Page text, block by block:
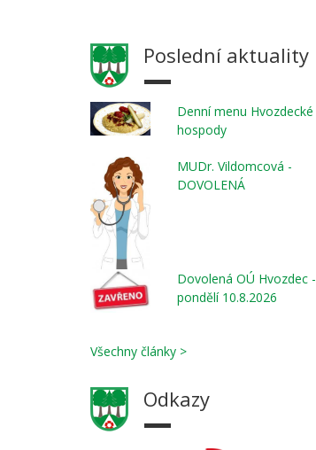
Poslední aktuality
Denní menu Hvozdecké
hospody
MUDr. Vildomcová -
DOVOLENÁ
Dovolená OÚ Hvozdec -
pondělí 10.8.2026
Všechny články >
Odkazy